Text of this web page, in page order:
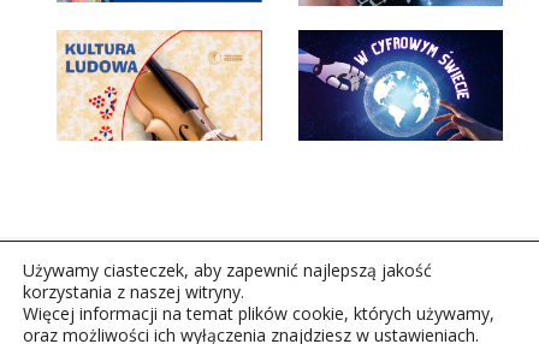
Używamy ciasteczek, aby zapewnić najlepszą jakość
korzystania z naszej witryny.
Więcej informacji na temat plików cookie, których używamy,
oraz możliwości ich wyłączenia znajdziesz w ustawieniach.